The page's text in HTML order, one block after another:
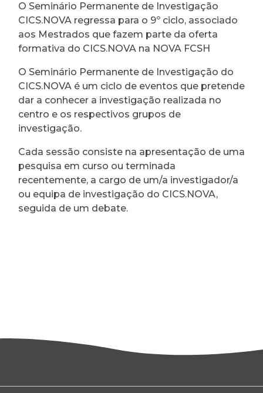
O Seminário Permanente de Investigação
CICS.NOVA regressa para o 9º ciclo, associado
aos Mestrados que fazem parte da oferta
formativa do CICS.NOVA na NOVA FCSH
O Seminário Permanente de Investigação do
CICS.NOVA é um ciclo de eventos que pretende
dar a conhecer a investigação realizada no
centro e os respectivos grupos de
investigação.
Cada sessão consiste na apresentação de uma
pesquisa em curso ou terminada
recentemente, a cargo de um/a investigador/a
ou equipa de investigação do CICS.NOVA,
seguida de um debate.